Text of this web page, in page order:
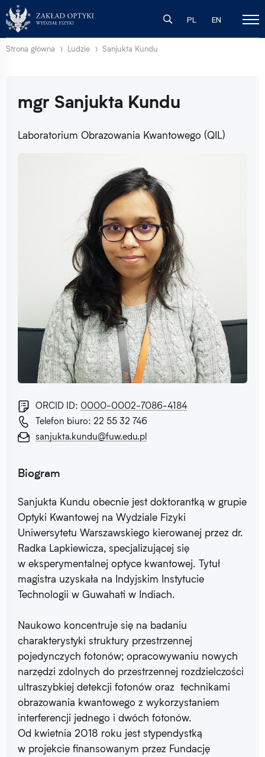
PL EN
Strona główna Ludzie Sanjukta Kundu
mgr Sanjukta Kundu
Laboratorium Obrazowania Kwantowego (QIL)
ORCID ID: 0000-0002-7086-4184
Telefon biuro: 22 55 32 746
sanjukta.kundu@fuw.edu.pl
Biogram
Sanjukta Kundu obecnie jest doktorantką w grupie
Optyki Kwantowej na Wydziale Fizyki
Uniwersytetu Warszawskiego kierowanej przez dr.
Radka Lapkiewicza, specjalizującej się
w eksperymentalnej optyce kwantowej. Tytuł
magistra uzyskała na Indyjskim Instytucie
Technologii w Guwahati w Indiach.
Naukowo koncentruje się na badaniu
charakterystyki struktury przestrzennej
pojedynczych fotonów; opracowywaniu nowych
narzędzi zdolnych do przestrzennej rozdzielczości
ultraszybkiej detekcji fotonów oraz technikami
obrazowania kwantowego z wykorzystaniem
interferencji jednego i dwóch fotonów.
Od kwietnia 2018 roku jest stypendystką
w projekcie finansowanym przez Fundację